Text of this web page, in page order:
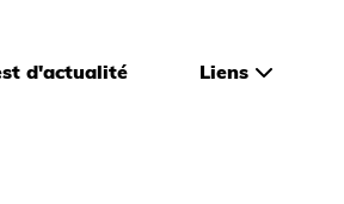
d'actualité Liens